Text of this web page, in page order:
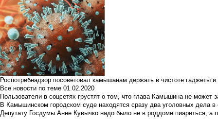
Роспотребнадзор посоветовал камышанам держать в чистоте гаджеты
Все новости по теме 01.02.2020
Пользователи в соцсетях грустят о том, что глава Камышина не может
В Камышинском городском суде находятся сразу два уголовных дела
Депутату Госдумы Анне Кувычко надо было не в роддоме пиариться, а